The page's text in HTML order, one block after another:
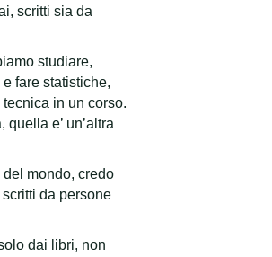
scritti sia da
studiare,
fare statistiche,
in un corso.
e’ un’altra
mondo, credo
da persone
dai libri, non